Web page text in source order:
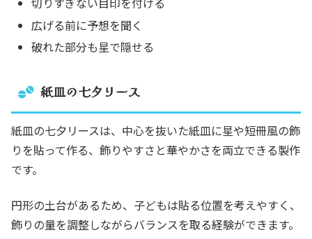
広げる前に予想を聞く
破れた部分も星で隠せる
紙皿の七夕リース
紙皿の七夕リースは、中心を抜いた紙皿に星や短冊風の飾
りを貼って作る、飾りやすさと華やかさを両立できる製作
です。
円形の土台があるため、子どもは貼る位置を考えやすく、
飾りの量を調整しながらバランスを取る経験ができます。